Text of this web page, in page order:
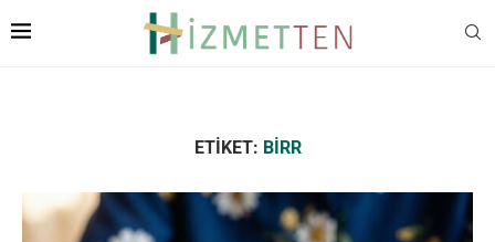
ETIKET: BİRR